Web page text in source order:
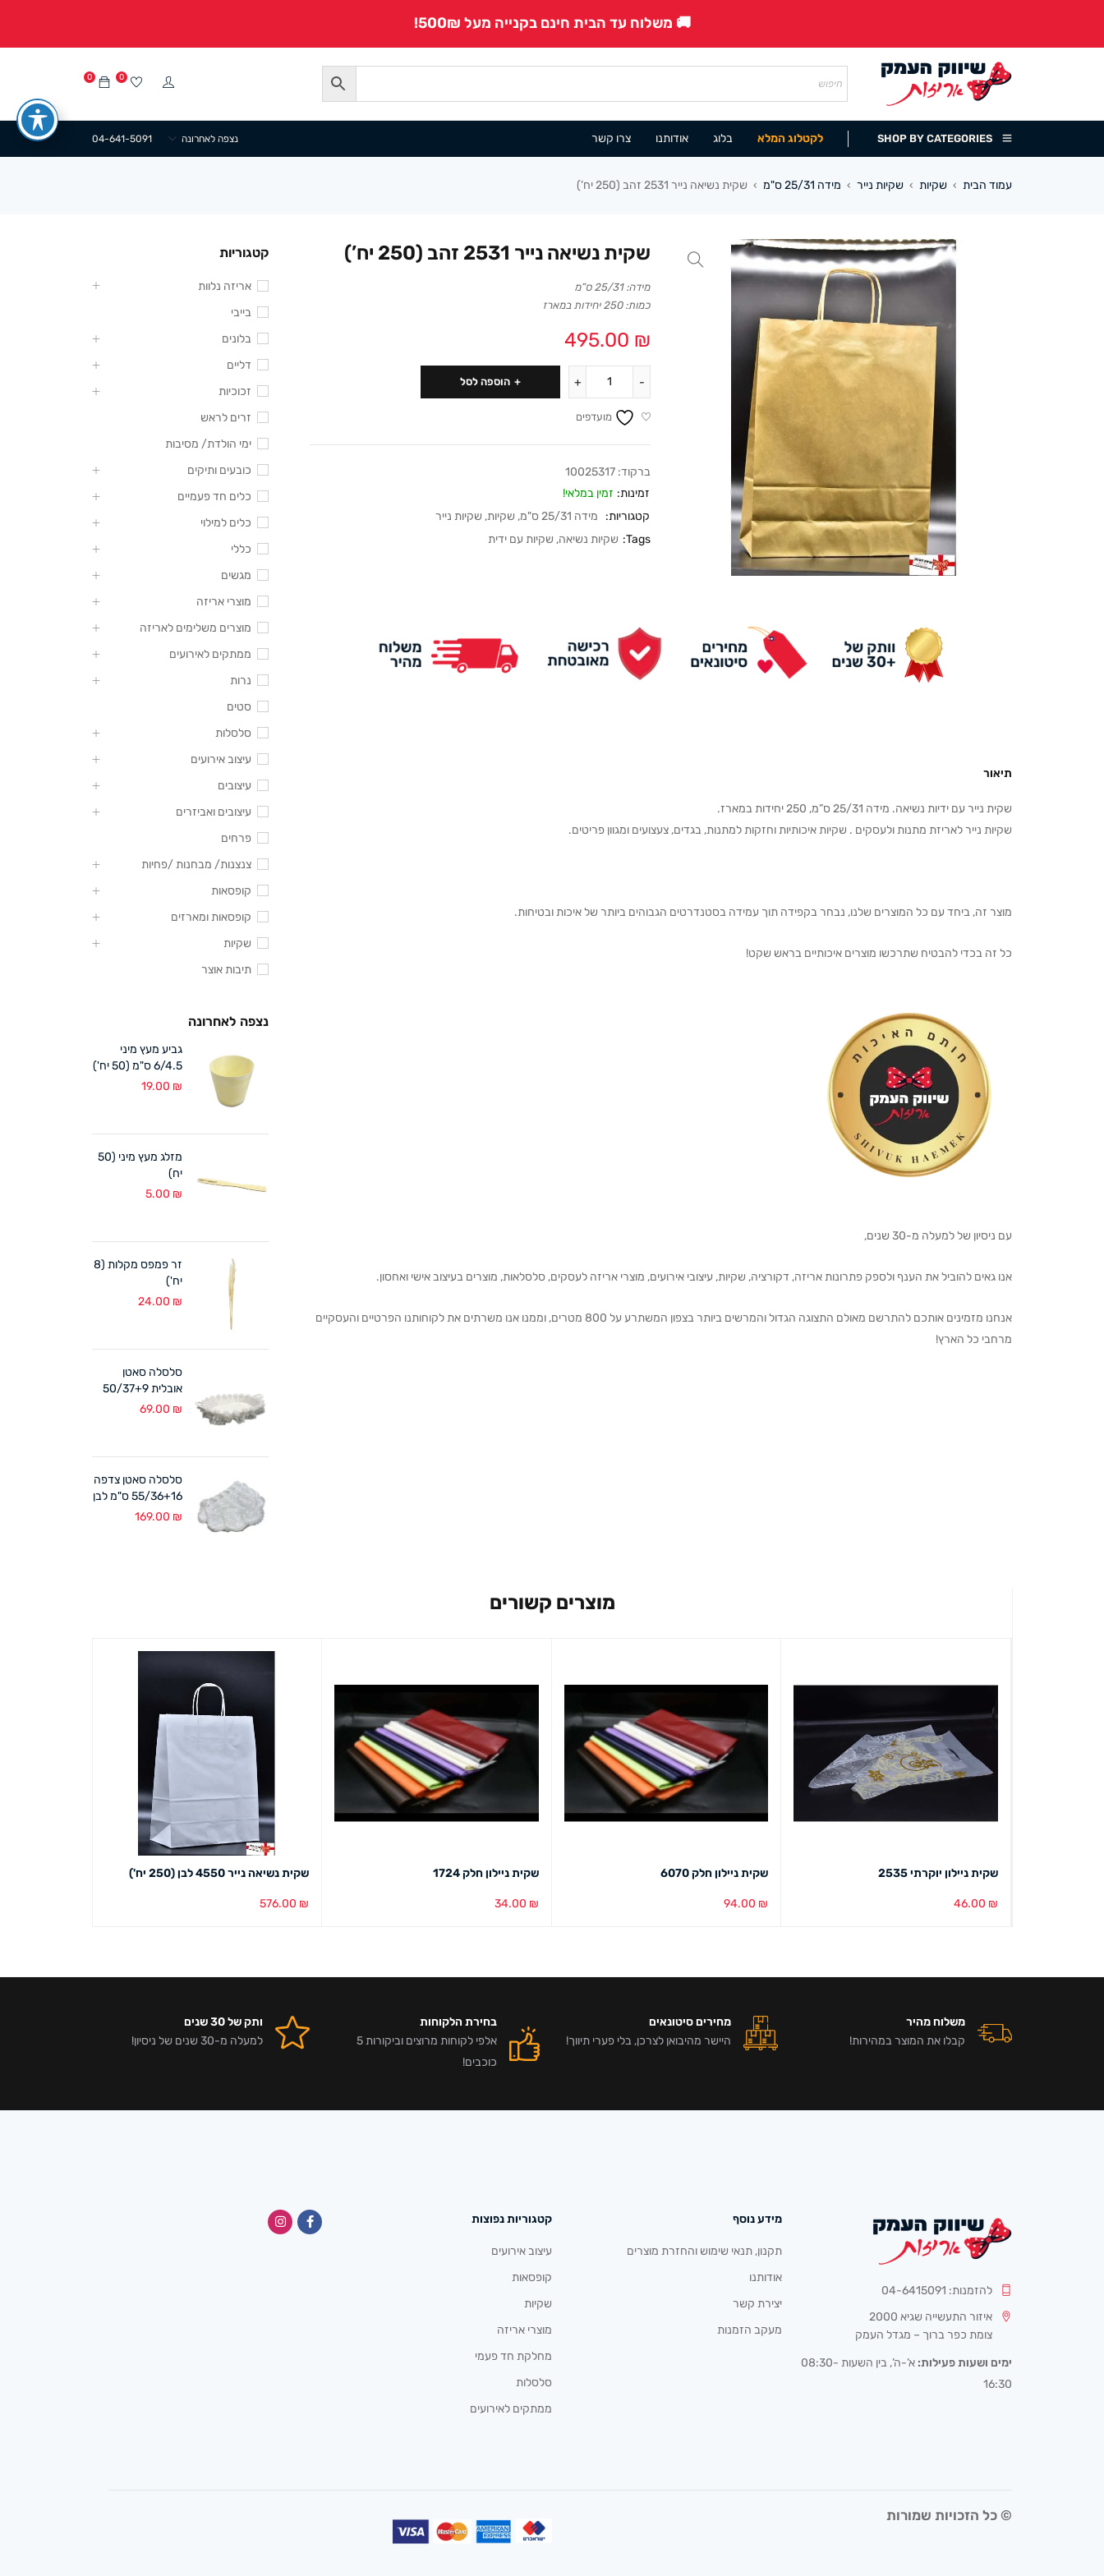
🚚 משלוח עד הבית חינם בקנייה מעל 500₪!
0 0
SHOP BY CATEGORIES לקטלוג המלא בלוג אודותנו צרו קשר 04-641-5091 נצפה לאחרונה
עמוד הבית › שקיות › שקיות נייר › מידה 25/31 ס"מ › שקית נשיאה נייר 2531 זהב (250 יח’)
שקית נשיאה נייר 2531 זהב (250 יח’)
מידה: 25/31 ס”מ
כמות: 250 יחידות במארז
495.00 ₪
הוספה לסל
מועדפים
ברקוד: 10025317
זמינות: זמין במלאי!
קטגוריות:
מידה 25/31 ס"מ , שקיות, שקיות נייר
Tags: שקיות נשיאה, שקיות עם ידית
תיאור
שקית נייר עם ידיות נשיאה. מידה 25/31 ס”מ, 250 יחידות במארז.
שקיות נייר לאריזת מתנות ולעסקים . שקיות איכותיות וחזקות למתנות, בגדים, צעצועים ומגוון פריטים.
מוצר זה, ביחד עם כל המוצרים שלנו, נבחר בקפידה תוך עמידה בסטנדרטים הגבוהים ביותר של איכות ובטיחות.
כל זה בכדי להבטיח שתרכשו מוצרים איכותיים בראש שקט!
עם ניסיון של למעלה מ-30 שנים,
אנו גאים להוביל את הענף ולספק פתרונות אריזה, דקורציה, שקיות, עיצובי אירועים, מוצרי אריזה לעסקים, סלסלאות, מוצרים בעיצוב אישי ואחסון.
אנחנו מזמינים אותכם להתרשם מאולם התצוגה הגדול והמרשים ביותר בצפון המשתרע על 800 מטרים, וממנו אנו משרתים את לקוחותנו הפרטיים והעסקיים
מרחבי כל הארץ!
קטגוריות
אריזה נלוות
בייבי
בלונים
דליים
זכוכיות
זרים לראש
ימי הולדת/ מסיבות
כובעים ותיקים
כלים חד פעמיים
כלים למילוי
כללי
מגשים
מוצרי אריזה
מוצרים משלימים לאריזה
ממתקים לאירועים
נרות
סטים
סלסלות
עיצוב אירועים
עיצובים
עיצובים ואביזרים
פרחים
צנצנות/ מבחנות /פחיות
קופסאות
קופסאות ומארזים
שקיות
תיבות אוצר
נצפה לאחרונה
גביע מעץ מיני
6/4.5 ס"מ (50 יח')
19.00 ₪
מזלג מעץ מיני (50
יח)
5.00 ₪
זר פמפס מקלות (8
יח')
24.00 ₪
סלסלה סאטן
אובלית 50/37+9
ס"מ לבן
69.00 ₪
סלסלה סאטן צדפה
55/36+16 ס"מ לבן
169.00 ₪
מוצרים קשורים
שקית ניילון יוקרתי 2535
46.00 ₪
שקית ניילון חלק 6070
94.00 ₪
שקית ניילון חלק 1724
34.00 ₪
שקית נשיאה נייר 4550 לבן (250 יח')
576.00 ₪
משלוח מהיר
קבלו את המוצר במהירות!
מחירים סיטונאים
היישר מהיבואן לצרכן, בלי פערי תיווך!
בחירת הלקוחות
אלפי לקוחות מרוצים וביקורות 5
כוכבים!
ותק של 30 שנים
למעלה מ-30 שנים של ניסיון!
להזמנות: 04-6415091
איזור התעשייה שגיא 2000
צומת כפר ברוך – מגדל העמק
ימים ושעות פעילות:
א’-ה’, בין השעות 08:30-
16:30
מידע נוסף
תקנון, תנאי שימוש והחזרת מוצרים
אודותנו
יצירת קשר
מעקב הזמנות
קטגוריות נפוצות
עיצוב אירועים
קופסאות
שקיות
מוצרי אריזה
מחלקת חד פעמי
סלסלות
ממתקים לאירועים
© כל הזכויות שמורות